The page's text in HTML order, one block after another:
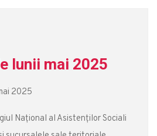
lunii mai 2025
2025
Național al Asistenților Sociali